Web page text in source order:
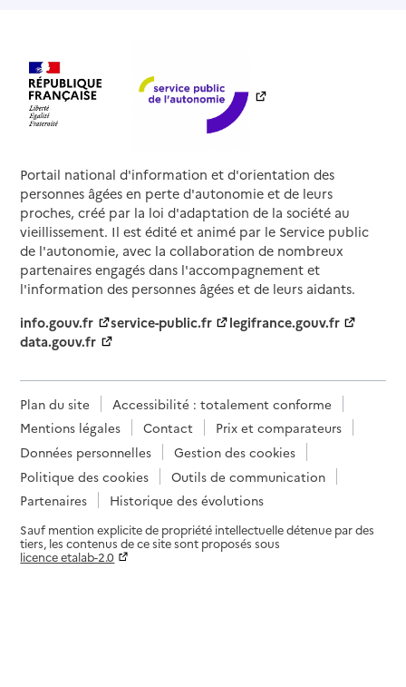
Portail national d'information et d'orientation des
personnes âgées en perte d'autonomie et de leurs
proches, créé par la loi d'adaptation de la société au
vieillissement. Il est édité et animé par le Service public
de l'autonomie, avec la collaboration de nombreux
partenaires engagés dans l'accompagnement et
l'information des personnes âgées et de leurs aidants.
info.gouv.fr
service-public.fr
legifrance.gouv.fr
data.gouv.fr
Plan du site
Accessibilité : totalement conforme
Mentions légales
Contact
Prix et comparateurs
Données personnelles
Gestion des cookies
Politique des cookies
Outils de communication
Partenaires
Historique des évolutions
Sauf mention explicite de propriété intellectuelle détenue par des
tiers, les contenus de ce site sont proposés sous
licence etalab-2.0